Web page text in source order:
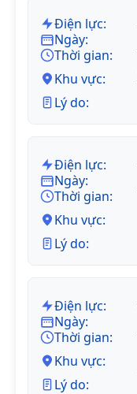
Điện lực:
Ngày:
Thời gian:
Khu vực:
Lý do:
Điện lực:
Ngày:
Thời gian:
Khu vực:
Lý do:
Điện lực:
Ngày:
Thời gian:
Khu vực:
Lý do: